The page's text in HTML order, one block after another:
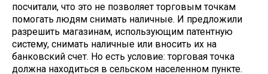
посчитали, что это не позволяет торговым точкам
помогать людям снимать наличные. И предложили
разрешить магазинам, использующим патентную
систему, снимать наличные или вносить их на
банковский счет. Но есть условие: торговая точка
должна находиться в сельском населенном пункте.